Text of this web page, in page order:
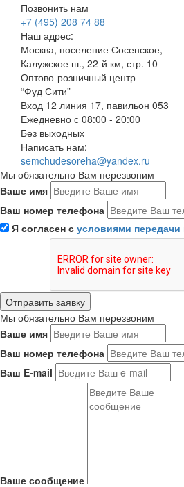
Позвонить нам
+7 (495) 208 74 88
Наш адрес:
Москва, поселение Сосенское,
Калужское ш., 22-й км, стр. 10
Оптово-розничный центр
“Фуд Сити”
Вход 12 линия 17, павильон 053
Ежедневно с 08:00 - 20:00
Без выходных
Написать нам:
semchudesoreha@yandex.ru
Мы обязательно Вам перезвоним
Ваше имя
Ваш номер телефона
Я согласен с условиями
Мы обязательно Вам перезвоним
Ваше имя
Ваш номер телефона
Ваш E-mail
Ваше сообщение